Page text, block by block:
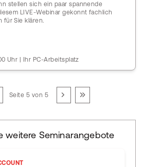
stellen sich ein paar spannende
LIVE-Webinar gekonnt fachlich
Sie klären.
Uhr | Ihr PC-Arbeitsplatz
Seite 5 von 5
weitere Seminarangebote